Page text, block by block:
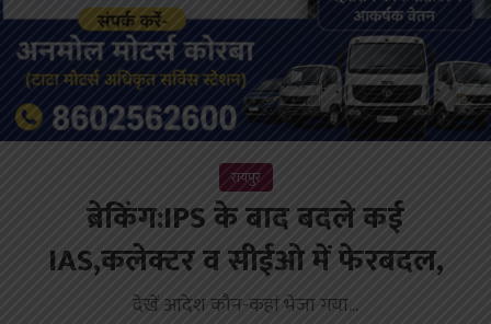
रायपुर
ब्रेकिंग:IPS के बाद बदले कई
IAS,कलेक्टर व सीईओ में फेरबदल,
देखें आदेश कौन-कहां भेजा गया...